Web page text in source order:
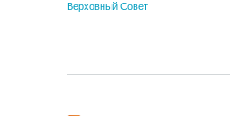
Верховный Совет